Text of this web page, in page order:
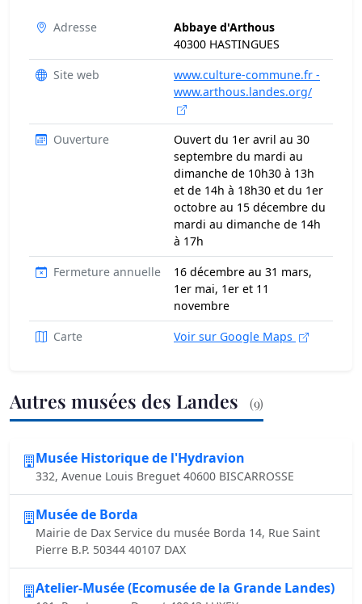
Adresse
Abbaye d'Arthous
40300 HASTINGUES
Site web
www.culture-commune.fr -
www.arthous.landes.org/
Ouverture
Ouvert du 1er avril au 30
septembre du mardi au
dimanche de 10h30 à 13h
et de 14h à 18h30 et du 1er
octobre au 15 décembre du
mardi au dimanche de 14h
à 17h
Fermeture annuelle
16 décembre au 31 mars,
1er mai, 1er et 11
novembre
Carte
Voir sur Google Maps
Autres musées des Landes (9)
Musée Historique de l'Hydravion
332, Avenue Louis Breguet 40600 BISCARROSSE
Musée de Borda
Mairie de Dax Service du musée Borda 14, Rue Saint
Pierre B.P. 50344 40107 DAX
Atelier-Musée (Ecomusée de la Grande Landes)